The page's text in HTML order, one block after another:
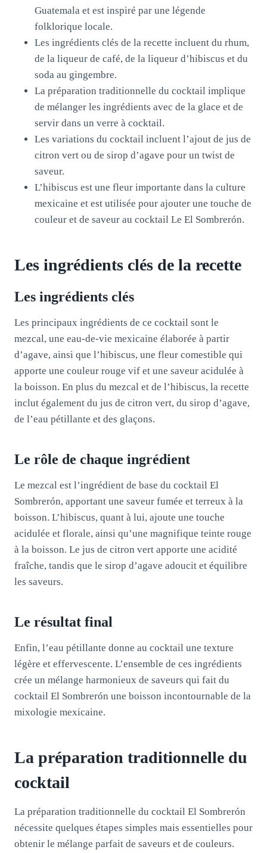
Guatemala et est inspiré par une légende
folklorique locale.
Les ingrédients clés de la recette incluent du rhum,
de la liqueur de café, de la liqueur d’hibiscus et du
soda au gingembre.
La préparation traditionnelle du cocktail implique
de mélanger les ingrédients avec de la glace et de
servir dans un verre à cocktail.
Les variations du cocktail incluent l’ajout de jus de
citron vert ou de sirop d’agave pour un twist de
saveur.
L’hibiscus est une fleur importante dans la culture
mexicaine et est utilisée pour ajouter une touche de
couleur et de saveur au cocktail Le El Sombrerón.
Les ingrédients clés de la recette
Les ingrédients clés
Les principaux ingrédients de ce cocktail sont le
mezcal, une eau-de-vie mexicaine élaborée à partir
d’agave, ainsi que l’hibiscus, une fleur comestible qui
apporte une couleur rouge vif et une saveur acidulée à
la boisson. En plus du mezcal et de l’hibiscus, la recette
inclut également du jus de citron vert, du sirop d’agave,
de l’eau pétillante et des glaçons.
Le rôle de chaque ingrédient
Le mezcal est l’ingrédient de base du cocktail El
Sombrerón, apportant une saveur fumée et terreux à la
boisson. L’hibiscus, quant à lui, ajoute une touche
acidulée et florale, ainsi qu’une magnifique teinte rouge
à la boisson. Le jus de citron vert apporte une acidité
fraîche, tandis que le sirop d’agave adoucit et équilibre
les saveurs.
Le résultat final
Enfin, l’eau pétillante donne au cocktail une texture
légère et effervescente. L’ensemble de ces ingrédients
crée un mélange harmonieux de saveurs qui fait du
cocktail El Sombrerón une boisson incontournable de la
mixologie mexicaine.
La préparation traditionnelle du
cocktail
La préparation traditionnelle du cocktail El Sombrerón
nécessite quelques étapes simples mais essentielles pour
obtenir le mélange parfait de saveurs et de couleurs.